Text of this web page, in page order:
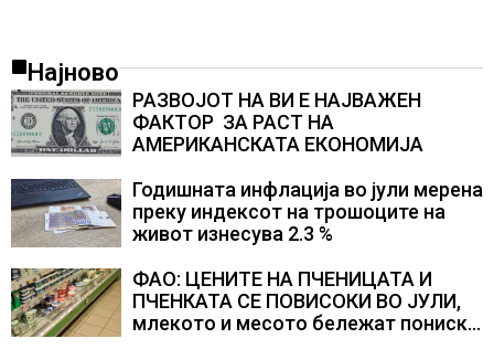
Најново
РАЗВОЈОТ НА ВИ Е НАЈВАЖЕН
ФАКТОР ЗА РАСТ НА
АМЕРИКАНСКАТА ЕКОНОМИЈА
Годишната инфлација во јули мерена
преку индексот на трошоците на
живот изнесува 2.3 %
ФАО: ЦЕНИТЕ НА ПЧЕНИЦАТА И
ПЧЕНКАТА СЕ ПОВИСОКИ ВО ЈУЛИ,
млекото и месото бележат пониски